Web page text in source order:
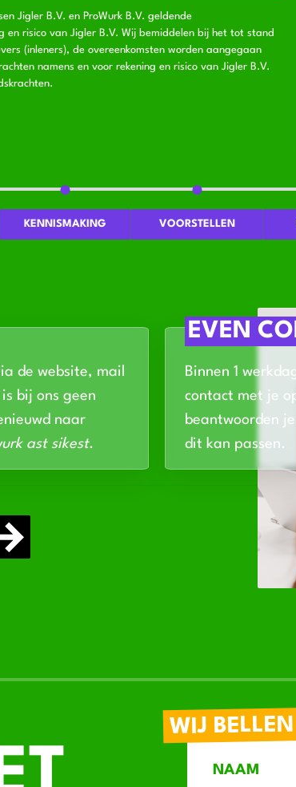
Jigler B.V. en ProWurk B.V. geldende
en risico van Jigler B.V. Wij bemiddelen bij het tot stand
(inleners), de overeenkomsten worden aangegaan
namens en voor rekening en risico van Jigler B.V.
KENNISMAKING VOORSTELLEN
de website, mail
bij ons geen
naar
ast sikest.
EVEN
Binnen 1
contact met je
beantwoorden
dit kan passen.
WIJ
NAAM